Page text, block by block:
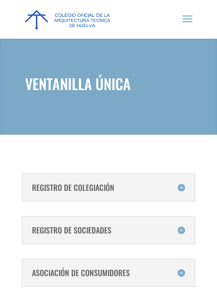
VENTANILLA ÚNICA
REGISTRO DE COLEGIACIÓN
REGISTRO DE SOCIEDADES
ASOCIACIÓN DE CONSUMIDORES